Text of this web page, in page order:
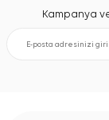
Kampanya